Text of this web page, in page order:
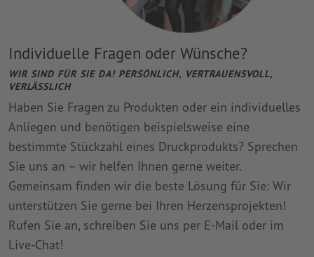
Individuelle Fragen oder Wünsche?
WIR SIND FÜR SIE DA! PERSÖNLICH, VERTRAUENSVOLL,
VERLÄSSLICH
Haben Sie Fragen zu Produkten oder ein individuelles
Anliegen und benötigen beispielsweise eine
bestimmte Stückzahl eines Druckprodukts? Sprechen
Sie uns an – wir helfen Ihnen gerne weiter.
Gemeinsam finden wir die beste Lösung für Sie: Wir
unterstützen Sie gerne bei Ihren Herzensprojekten!
Rufen Sie an, schreiben Sie uns per E-Mail oder im
Live-Chat!